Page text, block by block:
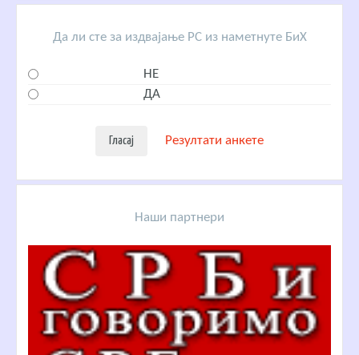
Да ли сте за издвајање РС из наметнуте БиХ
НЕ
ДА
Резултати анкете
Наши партнери